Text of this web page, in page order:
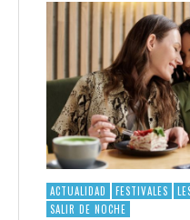
ACTUALIDAD FESTIVALES
SALIR DE NOCHE